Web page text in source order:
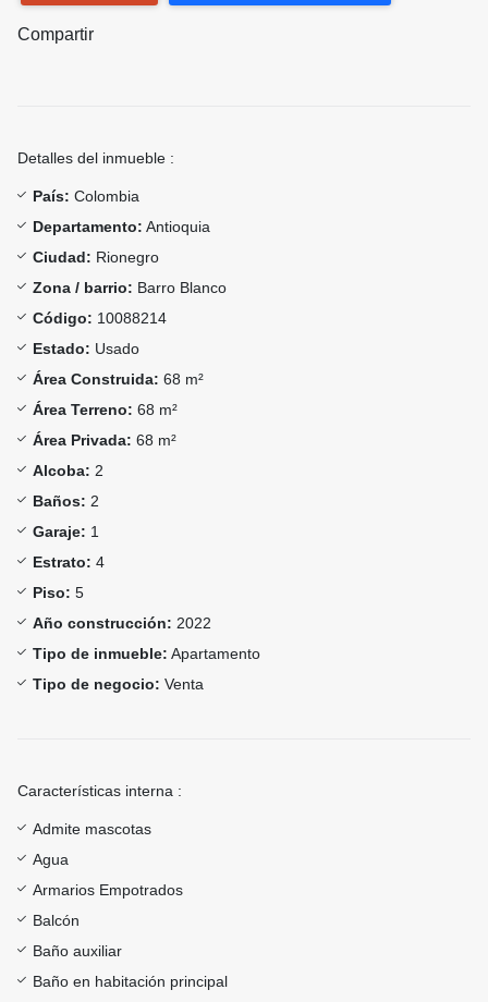
Compartir
Detalles del inmueble :
País: Colombia
Departamento: Antioquia
Ciudad: Rionegro
Zona / barrio: Barro Blanco
Código: 10088214
Estado: Usado
Área Construida: 68 m²
Área Terreno: 68 m²
Área Privada: 68 m²
Alcoba: 2
Baños: 2
Garaje: 1
Estrato: 4
Piso: 5
Año construcción: 2022
Tipo de inmueble: Apartamento
Tipo de negocio: Venta
Características interna :
Admite mascotas
Agua
Armarios Empotrados
Balcón
Baño auxiliar
Baño en habitación principal